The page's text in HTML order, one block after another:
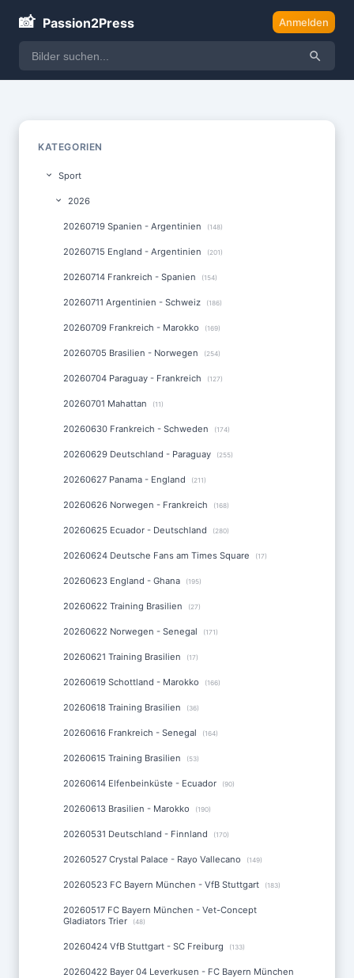
📸 Passion2Press Anmelden
KATEGORIEN
Sport
2026
20260719 Spanien - Argentinien (148)
20260715 England - Argentinien (201)
20260714 Frankreich - Spanien (154)
20260711 Argentinien - Schweiz (186)
20260709 Frankreich - Marokko (169)
20260705 Brasilien - Norwegen (254)
20260704 Paraguay - Frankreich (127)
20260701 Mahattan (11)
20260630 Frankreich - Schweden (174)
20260629 Deutschland - Paraguay (255)
20260627 Panama - England (211)
20260626 Norwegen - Frankreich (168)
20260625 Ecuador - Deutschland (280)
20260624 Deutsche Fans am Times Square (17)
20260623 England - Ghana (195)
20260622 Training Brasilien (27)
20260622 Norwegen - Senegal (171)
20260621 Training Brasilien (17)
20260619 Schottland - Marokko (166)
20260618 Training Brasilien (36)
20260616 Frankreich - Senegal (164)
20260615 Training Brasilien (53)
20260614 Elfenbeinküste - Ecuador (90)
20260613 Brasilien - Marokko (190)
20260531 Deutschland - Finnland (170)
20260527 Crystal Palace - Rayo Vallecano (149)
20260523 FC Bayern München - VfB Stuttgart (183)
20260517 FC Bayern München - Vet-Concept
Gladiators Trier
(48)
20260424 VfB Stuttgart - SC Freiburg (133)
20260422 Bayer 04 Leverkusen - FC Bayern München